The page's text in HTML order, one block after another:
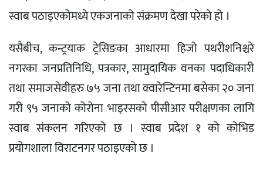
स्वाब पठाइएकोमध्ये एकजनाको संक्रमण देखा परेको हो ।
यसैबीच, कन्ट्रयाक ट्रेसिङका आधारमा हिजो पथरीशनिश्चरे
नगरका जनप्रतिनिधि, पत्रकार, सामुदायिक वनका पदाधिकारी
तथा समाजसेवीहरु ७५ जना तथा क्वारेन्टिनमा बसेका २० जना
गरी ९५ जनाको कोरोना भाइरसको पीसीआर परीक्षणका लागि
स्वाब संकलन गरिएको छ । स्वाब प्रदेश १ को कोभिड
प्रयोगशाला विराटनगर पठाइएको छ ।